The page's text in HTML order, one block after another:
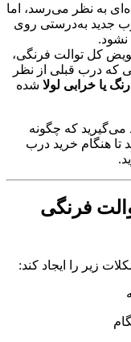
به نظر می‌رسد، اما
جدید به‌درستی روی
نشود.
کل توالت فرنگی،
درب قبلی از نظر
یا خرابی لولا شده
می‌گیرید که چگونه
تا هنگام خرید درب
فرنگی
زیر را ایجاد کند: